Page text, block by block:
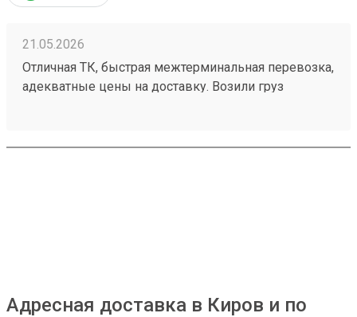
21.05.2026
Отличная ТК, быстрая межтерминальная перевозка,
адекватные цены на доставку. Возили груз
Адресная доставка в Киров и по